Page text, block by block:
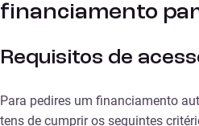
financiamento
Requisitos de
Para pedires um financiamento
tens de cumprir os seguintes